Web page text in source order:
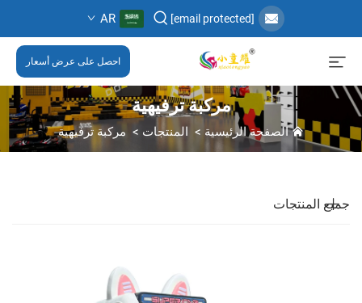
[email protected]
AR
احصل على عرض أسعار
مركبة ترفيهية
الصفحة الرئيسية > المنتجات > مركبة ترفيهية
جميع المنتجات